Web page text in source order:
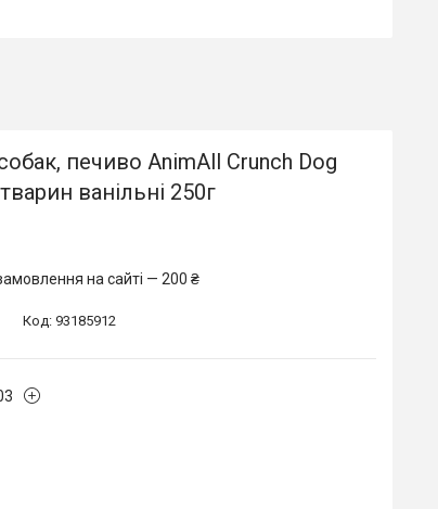
печиво AnimAll Crunch Dog
ванільні 250г
на сайті — 200 ₴
Код: 93185912